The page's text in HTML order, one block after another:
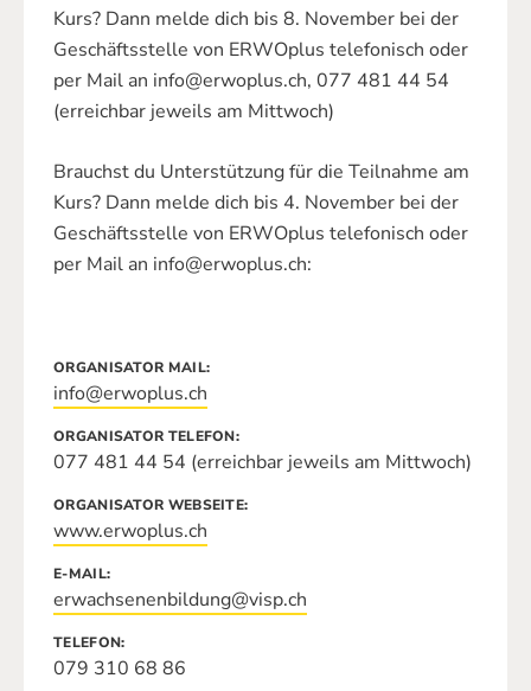
Kurs? Dann melde dich bis 8. November bei der
Geschäftsstelle von ERWOplus telefonisch oder
per Mail an info@erwoplus.ch, 077 481 44 54
(erreichbar jeweils am Mittwoch)
Brauchst du Unterstützung für die Teilnahme am
Kurs? Dann melde dich bis 4. November bei der
Geschäftsstelle von ERWOplus telefonisch oder
per Mail an info@erwoplus.ch:
ORGANISATOR MAIL
info@erwoplus.ch
ORGANISATOR TELEFON
077 481 44 54 (erreichbar jeweils am Mittwoch)
ORGANISATOR WEBSEITE
www.erwoplus.ch
E-MAIL
erwachsenenbildung@visp.ch
TELEFON
079 310 68 86